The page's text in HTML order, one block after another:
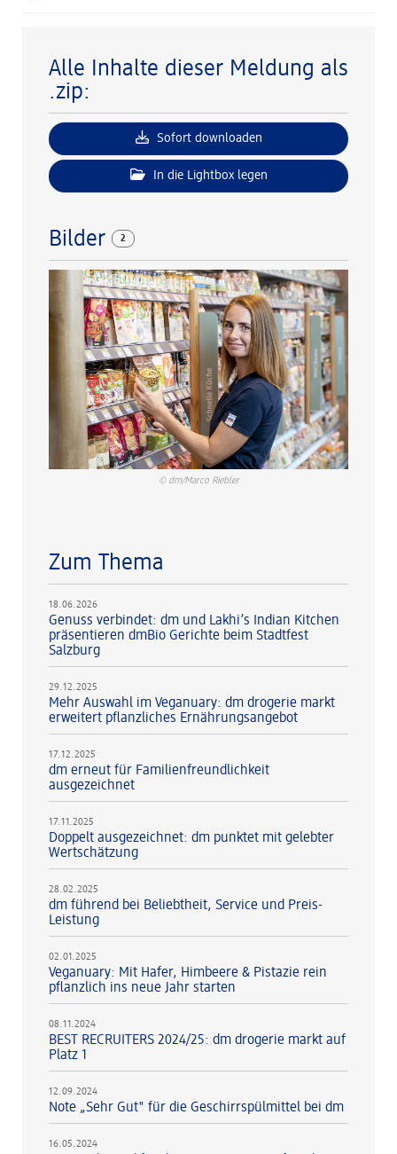
Alle Inhalte dieser Meldung als
.zip:
Sofort downloaden
In die Lightbox legen
Bilder 2
© dm/Marco Riebler
Zum Thema
18.06.2026
Genuss verbindet: dm und Lakhi’s Indian Kitchen
präsentieren dmBio Gerichte beim Stadtfest
Salzburg
29.12.2025
Mehr Auswahl im Veganuary: dm drogerie markt
erweitert pflanzliches Ernährungsangebot
17.12.2025
dm erneut für Familienfreundlichkeit
ausgezeichnet
17.11.2025
Doppelt ausgezeichnet: dm punktet mit gelebter
Wertschätzung
28.02.2025
dm führend bei Beliebtheit, Service und Preis-
Leistung
02.01.2025
Veganuary: Mit Hafer, Himbeere & Pistazie rein
pflanzlich ins neue Jahr starten
08.11.2024
BEST RECRUITERS 2024/25: dm drogerie markt auf
Platz 1
12.09.2024
Note „Sehr Gut" für die Geschirrspülmittel bei dm
16.05.2024